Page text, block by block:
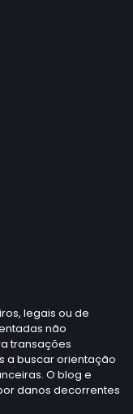
legais ou de
não
transações
a buscar orientação
O blog e
danos decorrentes